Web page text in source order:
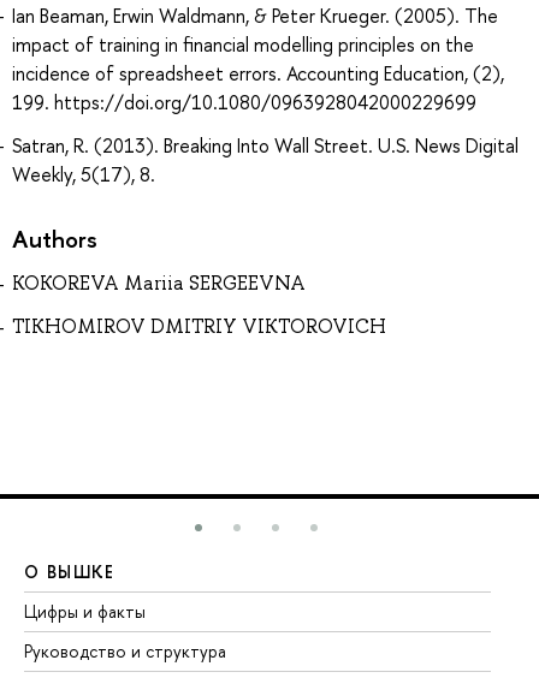
Ian Beaman, Erwin Waldmann, & Peter Krueger. (2005). The
impact of training in financial modelling principles on the
incidence of spreadsheet errors. Accounting Education, (2),
199. https://doi.org/10.1080/0963928042000229699
Satran, R. (2013). Breaking Into Wall Street. U.S. News Digital
Weekly, 5(17), 8.
Authors
KOKOREVA Mariia SERGEEVNA
TIKHOMIROV DMITRIY VIKTOROVICH
О ВЫШКЕ
Цифры и факты
Руководство и структура